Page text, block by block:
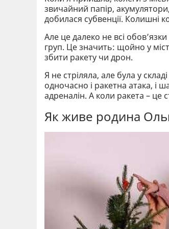
звичайний папір,
добилася субвенції. Колишні
Але це далеко не всі
груп. Це значить: щойно у
збити ракету чи дрон.
Я не стріляла, але була у
одночасно і ракетна атака, і
адреналін. А коли ракета – це
Як живе родина